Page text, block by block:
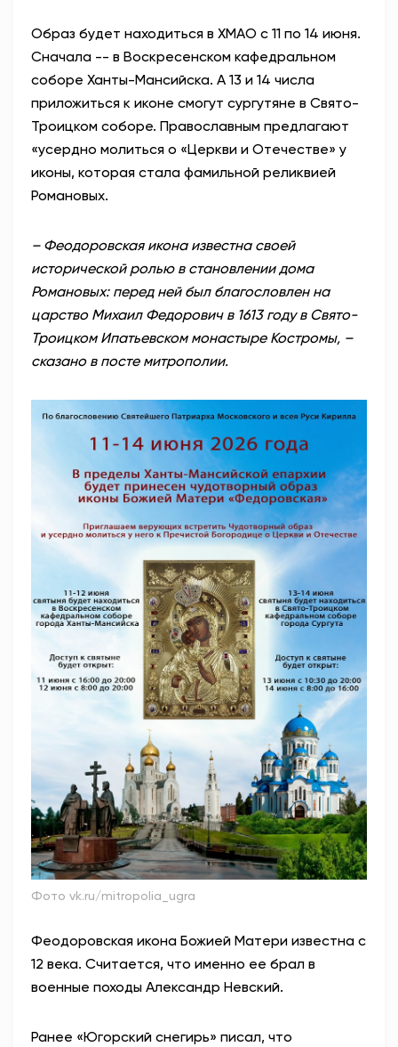
Образ будет находиться в ХМАО с 11 по 14 июня.
Сначала -- в Воскресенском кафедральном
соборе Ханты-Мансийска. А 13 и 14 числа
приложиться к иконе смогут сургутяне в Свято-
Троицком соборе. Православным предлагают
«усердно молиться о «Церкви и Отечестве» у
иконы, которая стала фамильной реликвией
Романовых.
– Феодоровская икона известна своей
исторической ролью в становлении дома
Романовых: перед ней был благословлен на
царство Михаил Федорович в 1613 году в Свято-
Троицком Ипатьевском монастыре Костромы, –
сказано в посте митрополии.
Фото vk.ru/mitropolia_ugra
Феодоровская икона Божией Матери известна с
12 века. Считается, что именно ее брал в
военные походы Александр Невский.
Ранее «Югорский снегирь» писал, что